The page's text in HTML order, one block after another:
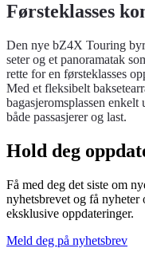
Førsteklasses
Den nye bZ4X Touring
seter og et panoramatak
rette for en førsteklasses
Med et fleksibelt
bagasjeromsplassen
både passasjerer og last.
Hold deg
Få med deg det siste om
nyhetsbrevet og få nyheter
eksklusive oppdateringer.
Meld deg på nyhetsbrev